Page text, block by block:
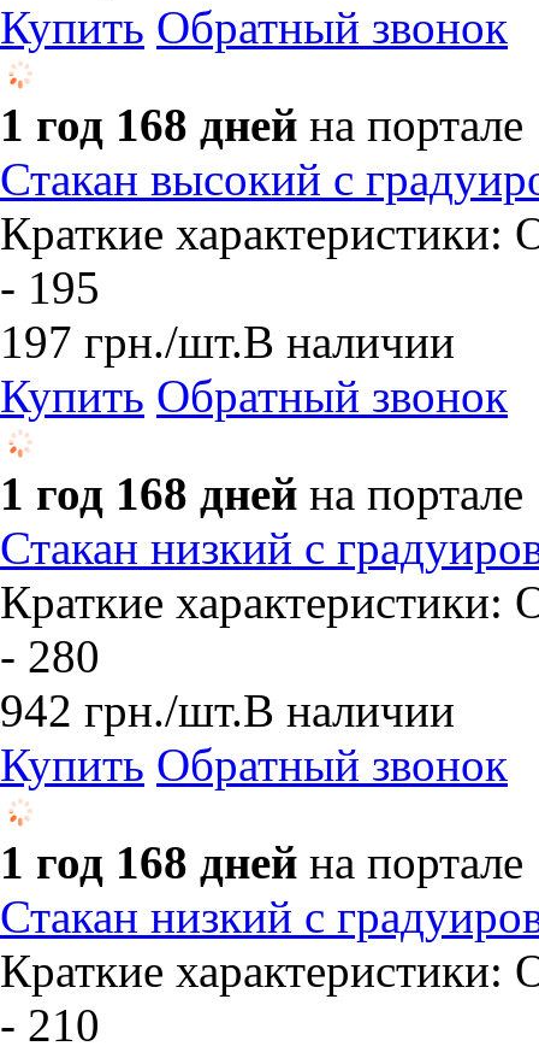
Купить Обратный звонок
1 год 168 дней на портале
Стакан высокий с
Краткие
- 195
197 грн./шт.В наличии
Купить Обратный звонок
1 год 168 дней на портале
Стакан низкий с
Краткие
- 280
942 грн./шт.В наличии
Купить Обратный звонок
1 год 168 дней на портале
Стакан низкий с
Краткие
- 210